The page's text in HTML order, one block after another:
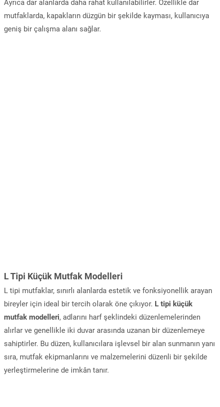
Ayrıca dar alanlarda daha rahat kullanılabilirler. Özellikle dar
mutfaklarda, kapakların düzgün bir şekilde kayması, kullanıcıya
geniş bir çalışma alanı sağlar.
L Tipi Küçük Mutfak Modelleri
L tipi mutfaklar, sınırlı alanlarda estetik ve fonksiyonellik arayan
bireyler için ideal bir tercih olarak öne çıkıyor. L tipi küçük
mutfak modelleri, adlarını harf şeklindeki düzenlemelerinden
alırlar ve genellikle iki duvar arasında uzanan bir düzenlemeye
sahiptirler. Bu düzen, kullanıcılara işlevsel bir alan sunmanın yanı
sıra, mutfak ekipmanlarını ve malzemelerini düzenli bir şekilde
yerleştirmelerine de imkân tanır.